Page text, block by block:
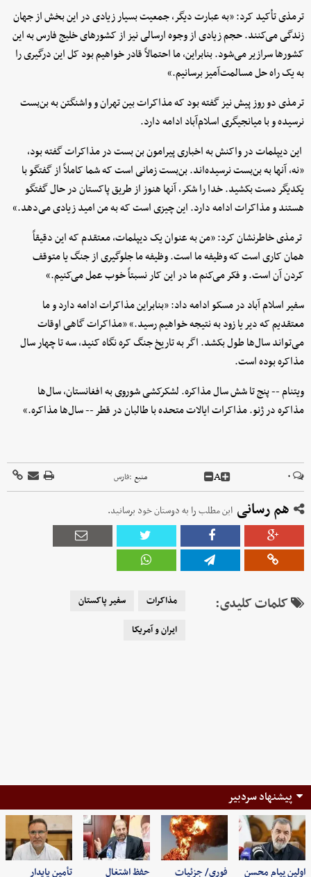
ترمذی تأکید کرد: «به عبارت دیگر، جمعیت بسیار زیادی در این بخش از جهان
زندگی می‌کنند. حجم زیادی از وجوه ارسالی نیز از کشورهای خلیج فارس به این
کشورها سرازیر می‌شود. بنابراین، ما احتمالاً قادر خواهیم بود کل این درگیری را
به یک راه حل مسالمت‌آمیز برسانیم.»
ترمذی دو روز پیش نیز گفته بود که مذاکرات بین تهران و واشنگتن به بن‌بست
نرسیده و با میانجیگری اسلام‌آباد ادامه دارد.
این دیپلمات در واکنش به اخباری پیرامون بن بست در مذاکرات گفته بود،
«نه، آنها به بن‌بست نرسیده‌اند. بن‌بست زمانی است که شما کاملاً از گفتگو با
یکدیگر دست بکشید. خدا را شکر، آنها هنوز از طریق پاکستان در حال گفتگو
هستند و مذاکرات ادامه دارد. این چیزی است که به من امید زیادی می‌دهد.»
ترمذی خاطرنشان کرد: «من به عنوان یک دیپلمات، معتقدم که این دقیقاً
همان کاری است که وظیفه ما است. وظیفه ما جلوگیری از جنگ یا متوقف
کردن آن است. و فکر می‌کنم ما در این کار نسبتاً خوب عمل می‌کنیم.»
سفیر اسلام آباد در مسکو ادامه داد: «بنابراین مذاکرات ادامه دارد و ما
معتقدیم که دیر یا زود به نتیجه خواهیم رسید.» «مذاکرات گاهی اوقات
می‌تواند سال‌ها طول بکشد. اگر به تاریخ جنگ کره نگاه کنید، سه تا چهار سال
مذاکره بوده است.
ویتنام -- پنج تا شش سال مذاکره. لشکرکشی شوروی به افغانستان، سال‌ها
مذاکره در ژنو. مذاکرات ایالات متحده با طالبان در قطر -- سال‌ها مذاکره.»
۰ A منبع :فارس
هم رسانی این مطلب را به دوستان خود برسانید.
کلمات کلیدی: مذاکرات
سفیر پاکستان
ایران و آمریکا
پیشنهاد سردبیر
اولین پیام محسن فوری/ جزئیات حفظ اشتغال تأمین پایدار